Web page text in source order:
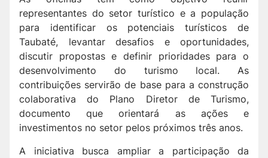
representantes do setor turístico e a população
para identificar os potenciais turísticos de
Taubaté, levantar desafios e oportunidades,
discutir propostas e definir prioridades para o
desenvolvimento do turismo local. As
contribuições servirão de base para a construção
colaborativa do Plano Diretor de Turismo,
documento que orientará as ações e
investimentos no setor pelos próximos três anos.
A iniciativa busca ampliar a participação da